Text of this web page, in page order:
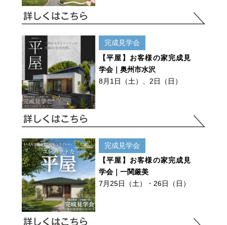
完成見学会
【平屋】お客様の家完成見
学会｜奥州市水沢
8月1日（土）、2日（日）
完成見学会
【平屋】お客様の家完成見
学会｜一関厳美
7月25日（土）・26日（日）